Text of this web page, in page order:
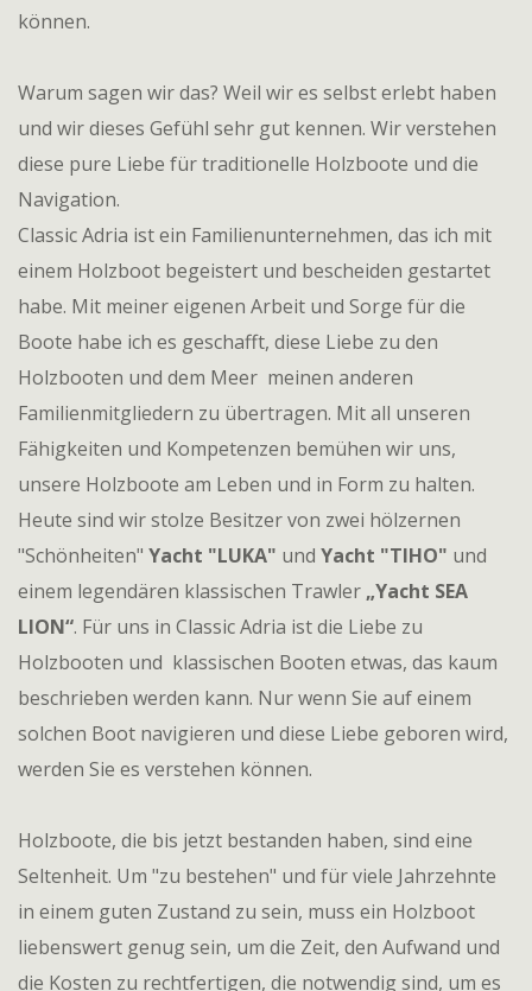
können.
Warum sagen wir das? Weil wir es selbst erlebt haben
und wir dieses Gefühl sehr gut kennen. Wir verstehen
diese pure Liebe für traditionelle Holzboote und die
Navigation.
Classic Adria ist ein Familienunternehmen, das ich mit
einem Holzboot begeistert und bescheiden gestartet
habe. Mit meiner eigenen Arbeit und Sorge für die
Boote habe ich es geschafft, diese Liebe zu den
Holzbooten und dem Meer meinen anderen
Familienmitgliedern zu übertragen. Mit all unseren
Fähigkeiten und Kompetenzen bemühen wir uns,
unsere Holzboote am Leben und in Form zu halten.
Heute sind wir stolze Besitzer von zwei hölzernen
"Schönheiten" Yacht "LUKA" und Yacht "TIHO" und
einem legendären klassischen Trawler „Yacht SEA
LION“. Für uns in Classic Adria ist die Liebe zu
Holzbooten und klassischen Booten etwas, das kaum
beschrieben werden kann. Nur wenn Sie auf einem
solchen Boot navigieren und diese Liebe geboren wird,
werden Sie es verstehen können.
Holzboote, die bis jetzt bestanden haben, sind eine
Seltenheit. Um "zu bestehen" und für viele Jahrzehnte
in einem guten Zustand zu sein, muss ein Holzboot
liebenswert genug sein, um die Zeit, den Aufwand und
die Kosten zu rechtfertigen, die notwendig sind, um es